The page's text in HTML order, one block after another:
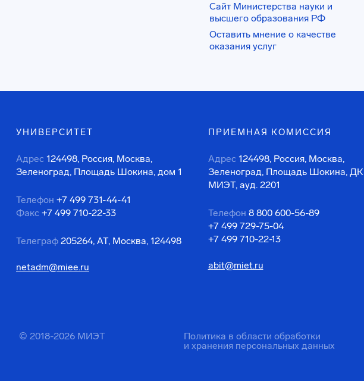
Сайт Министерства науки и
высшего образования РФ
Оставить мнение о качестве
оказания услуг
УНИВЕРСИТЕТ
Адрес 124498, Россия, Москва,
Зеленоград, Площадь Шокина, дом 1
Телефон +7 499 731-44-41
Факс +7 499 710-22-33
Телеграф 205264, АТ, Москва, 124498
netadm@miee.ru
ПРИЕМНАЯ КОМИССИЯ
Адрес 124498, Россия, Москва,
Зеленоград, Площадь Шокина, ДК
МИЭТ, ауд. 2201
Телефон 8 800 600-56-89
+7 499 729-75-04
+7 499 710-22-13
abit@miet.ru
© 2018-2026 МИЭТ
Политика в области обработки
и хранения персональных данных